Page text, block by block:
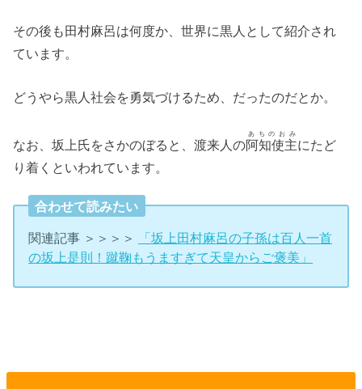
その後も田村麻呂は何度か、世界に黒人として紹介され
ています。
どうやら黒人社会を勇気づけるため、だったのだとか。
なお、坂上氏をさかのぼると、渡来人の阿知使主
あちのおみ
にたど
り着くといわれています。
合わせて読みたい
関連記事 ＞＞＞＞
「坂上田村麻呂の子孫は百人一首
の坂上是則！蹴鞠もうますぎて天皇からご褒美」